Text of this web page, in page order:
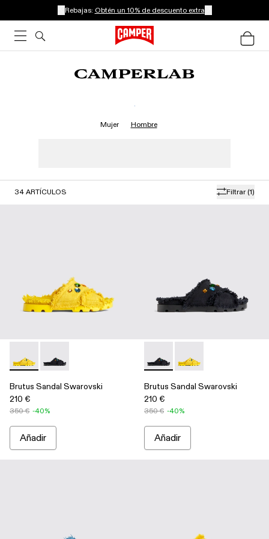
Rebajas: Obtén un 10% de descuento extra
.
Mujer Hombre
Filtrar (1)
34 ARTÍCULOS
Brutus Sandal Swarovski - A500009-002 - Yellow
Brutus Sandal Swarovski - A500009-001 - Black
Brutus Sandal Swarovski
210 €
350 € -40%
Añadir
Brutus Sandal Swarovski -
Brutus Sandal
Brutus Sandal Swarovski
210 €
350 € -40%
Añadir